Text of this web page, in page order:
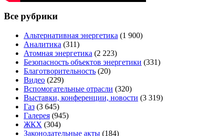
Все рубрики
Альтернативная энергетика (1 900)
Аналитика (311)
Атомная энергетика (2 223)
Безопасность объектов энергетики (331)
Благотворительность (20)
Видео (229)
Вспомогательные отрасли (320)
Выставки, конференции, новости (3 319)
Газ (3 645)
Галерея (945)
ЖКХ (304)
Законодательные акты (184)